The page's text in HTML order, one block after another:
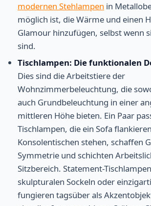
modernen Stehlampen in
möglich ist, die Wärme und einen
Glamour hinzufügen, selbst wenn
sind.
Tischlampen: Die funktionalen
Dies sind die Arbeitstiere der
Wohnzimmerbeleuchtung, die
auch Grundbeleuchtung in einer
mittleren Höhe bieten. Ein Paar
Tischlampen, die ein Sofa
Konsolentischen stehen, schaffen
Symmetrie und schichten
Sitzbereich. Statement-
skulpturalen Sockeln oder
fungieren tagsüber als